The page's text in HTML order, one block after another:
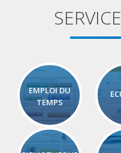
EMPLOI DU
TEMPS